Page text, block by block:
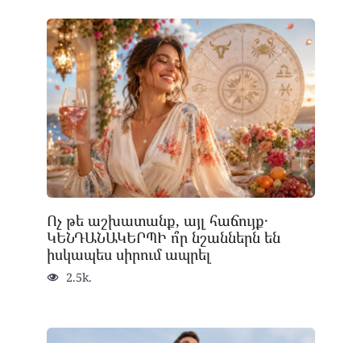
Ոչ թե աշխատանք, այլ հաճույք․
ԿԵՆԴԱՆԱԿԵՐՊԻ ո՞ր նշաններն են
իսկապես սիրում ապրել
2.5k.